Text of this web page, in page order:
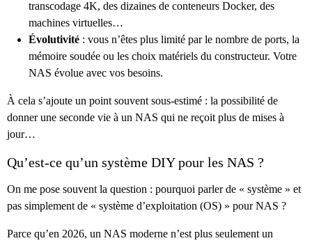
transcodage 4K, des dizaines de conteneurs Docker, des
machines virtuelles…
Évolutivité : vous n’êtes plus limité par le nombre de ports, la
mémoire soudée ou les choix matériels du constructeur. Votre
NAS évolue avec vos besoins.
À cela s’ajoute un point souvent sous-estimé : la possibilité de
donner une seconde vie à un NAS qui ne reçoit plus de mises à
jour…
Qu’est-ce qu’un système DIY pour les NAS ?
On me pose souvent la question : pourquoi parler de « système » et
pas simplement de « système d’exploitation (OS) » pour NAS ?
Parce qu’en 2026, un NAS moderne n’est plus seulement un